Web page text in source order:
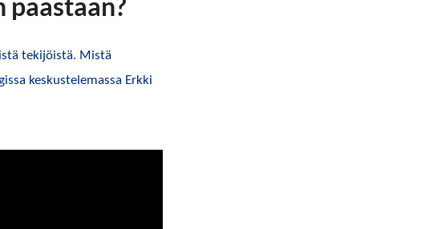
tekijöistä. Mistä
keskustelemassa Erkki